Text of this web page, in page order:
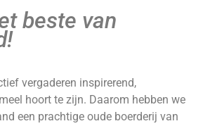
beste van
vergaderen inspirerend,
hoort te zijn. Daarom hebben we
een prachtige oude boerderij van